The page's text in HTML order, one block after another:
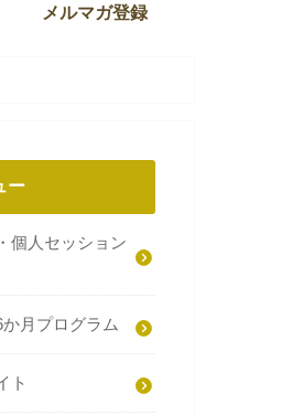
メルマガ登録
ー
個人セッション
月プログラム
ト